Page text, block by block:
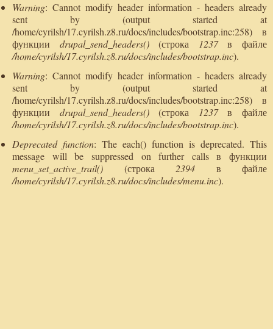
Warning: Cannot modify header information - headers already
sent by (output started at
/home/cyrilsh/17.cyrilsh.z8.ru/docs/includes/bootstrap.inc:258) в
функции drupal_send_headers()(строка 1237в файле
/home/cyrilsh/17.cyrilsh.z8.ru/docs/includes/bootstrap.inc).
Warning: Cannot modify header information - headers already
sent by (output started at
/home/cyrilsh/17.cyrilsh.z8.ru/docs/includes/bootstrap.inc:258) в
функции drupal_send_headers()(строка 1237в файле
/home/cyrilsh/17.cyrilsh.z8.ru/docs/includes/bootstrap.inc).
Deprecated function: The each() function is deprecated. This
message will be suppressed on further calls в функции
menu_set_active_trail() (строка 2394 в файле
/home/cyrilsh/17.cyrilsh.z8.ru/docs/includes/menu.inc).